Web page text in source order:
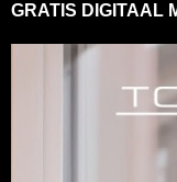
GRATIS DIGITAAL